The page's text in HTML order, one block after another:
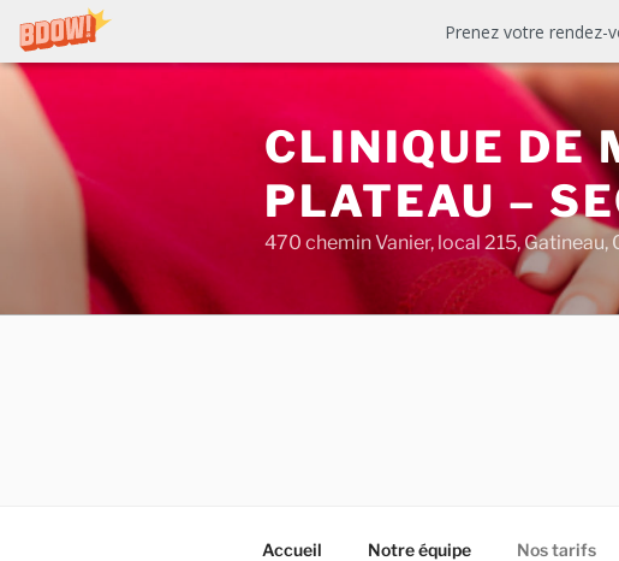
Prenez votre rendez-
Aller
contenu
CLINIQUE DE
PLATEAU –
470 chemin Vanier, local 215,
Accueil Notre équipe Nos tarifs